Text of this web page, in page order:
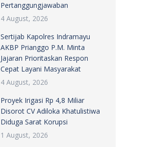
Pertanggungjawaban
4 August, 2026
Sertijab Kapolres Indramayu
AKBP Prianggo P.M. Minta
Jajaran Prioritaskan Respon
Cepat Layani Masyarakat
4 August, 2026
Proyek Irigasi Rp 4,8 Miliar
Disorot CV Adiloka Khatulistiwa
Diduga Sarat Korupsi
1 August, 2026